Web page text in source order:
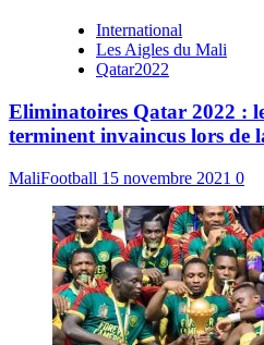
International
Les Aigles du Mali
Qatar2022
Eliminatoires Qatar 2022 :
terminent invaincus lors de
MaliFootball 15 novembre 2021 0